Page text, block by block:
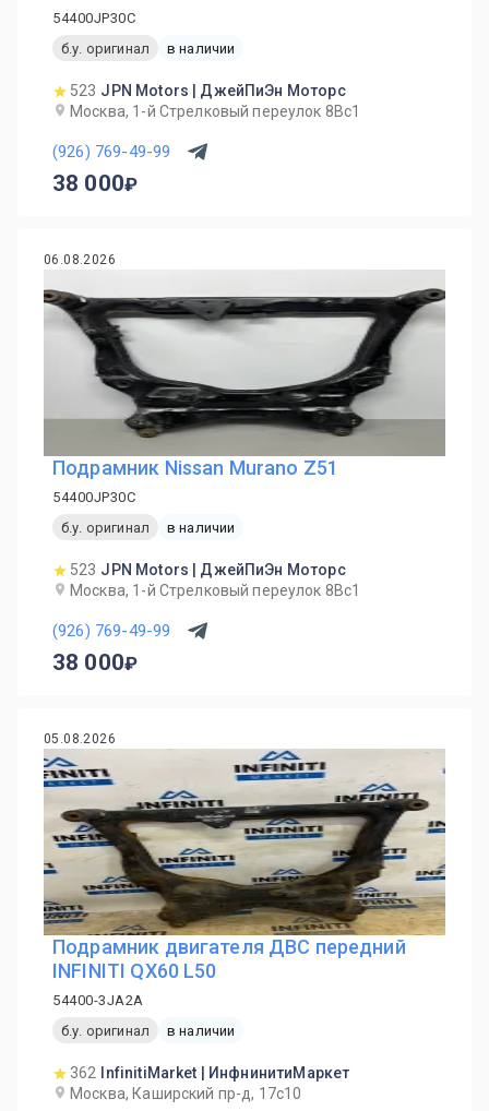
54400JP30C
б.у. оригинал
в наличии
523 JPN Motors | ДжейПиЭн Моторс
Москва, 1-й Cтрелковый переулок 8Вс1
(926) 769-49-99
38 000
06.08.2026
Подрамник Nissan Murano Z51
54400JP30C
б.у. оригинал
в наличии
523 JPN Motors | ДжейПиЭн Моторс
Москва, 1-й Cтрелковый переулок 8Вс1
(926) 769-49-99
38 000
05.08.2026
Подрамник двигателя ДВС передний
INFINITI QX60 L50
54400-3JA2A
б.у. оригинал
в наличии
362
InfinitiMarket | ИнфнинитиМаркет
Москва, Каширский пр-д, 17с10